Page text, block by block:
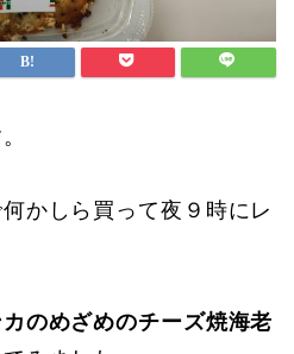
かしら買って夜９時にレ
のめざめのチーズ焼海老